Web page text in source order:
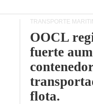
TRANSPORTE
OOCL
fuerte
flota.